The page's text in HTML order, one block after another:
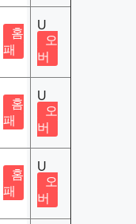
홈
패
U
오
버
홈
패
U
오
버
홈
패
U
오
버